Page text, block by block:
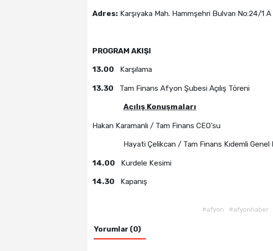
Adres: Karşıyaka Mah. Hammşehri Bulvarı No:24/1
PROGRAM AKIŞI
13.00 Karşılama
13.30 Tam Finans Afyon Şubesi Açılış Töreni
Açılış Konuşmaları
Hakan Karamanlı / Tam Finans CEO’su
Hayati Çelikcan / Tam Finans Kıdemli Genel
14.00 Kurdele Kesimi
14.30 Kapanış
#afyon #afyonhaber
Yorumlar (0)